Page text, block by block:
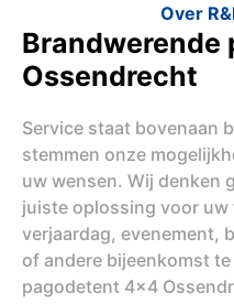
Over
Ossendrecht
Service staat bovenaan
stemmen onze
uw wensen. Wij denken
juiste oplossing voor
verjaardag, evenement,
of andere bijeenkomst
pagodetent 4x4